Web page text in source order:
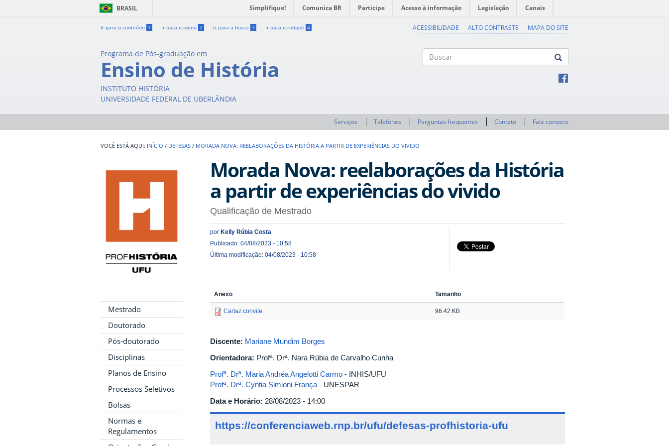
BRASIL Simplifique! Comunica BR Participe Acesso à informação Legislação Canais
Ir para o conteúdo 1 Ir para o menu 2 Ir para a busca 3 Ir para o rodapé 4 ACESSIBILIDADE ALTO CONTRASTE MAPA DO SITE
Programa de Pós-graduação em
Ensino de História
INSTITUTO HISTÓRIA
UNIVERSIDADE FEDERAL DE UBERLÂNDIA
Serviços Telefones Perguntas frequentes Contato Fale conosco
INÍCIO / DEFESAS / MORADA NOVA: REELABORAÇÕES DA HISTÓRIA A PARTIR DE EXPERIÊNCIAS DO VIVIDO
Mestrado
Doutorado
Pós-doutorado
Disciplinas
Planos de Ensino
Processos Seletivos
Bolsas
Normas e
Regulamentos
Morada Nova: reelaborações da História
a partir de experiências do vivido
Qualificação de Mestrado
por Kelly Rúbia Costa
Publicado: 04/08/2023 - 10:58
Última modificação: 04/08/2023 - 10:58
Anexo Tamanho
Cartaz convite 96.42 KB
Discente: Mariane Mundim Borges
Orientadora: Profª. Drª. Nara Rúbia de Carvalho Cunha
Profª. Drª. Maria Andréa Angelotti Carmo - INHIS/UFU
Profª. Drª. Cyntia Simioni França - UNESPAR
Data e Horário: 28/08/2023 - 14:00
https://conferenciaweb.rnp.br/ufu/defesas-profhistoria-ufu